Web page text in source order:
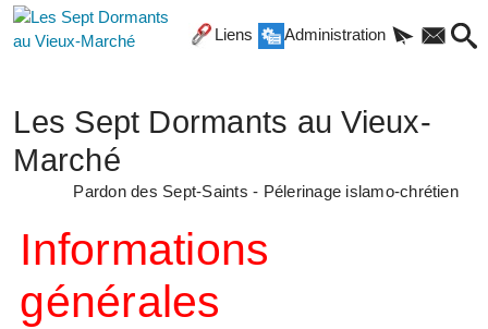
Liens Administration
Les Sept Dormants au Vieux-
Marché
Pardon des Sept-Saints - Pélerinage islamo-chrétien
Informations
générales